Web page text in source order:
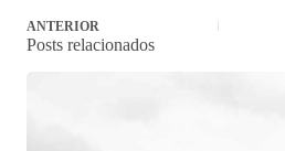
ANTERIOR
Posts relacionados